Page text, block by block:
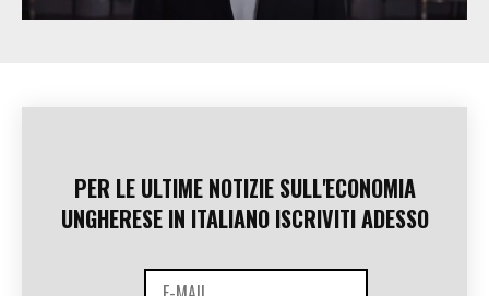
PER LE ULTIME NOTIZIE SULL'ECONOMIA
UNGHERESE IN ITALIANO ISCRIVITI ADESSO